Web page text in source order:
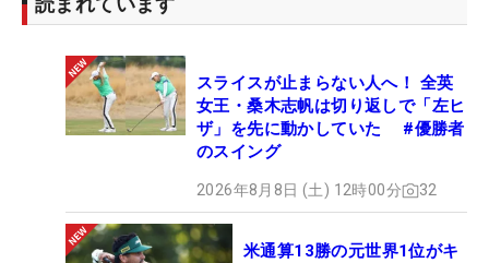
スライスが止まらない人へ！ 全英
女王・桑木志帆は切り返しで「左ヒ
ザ」を先に動かしていた #優勝者
のスイング
2026年8月8日 (土) 12時00分 32
米通算13勝の元世界1位がキ